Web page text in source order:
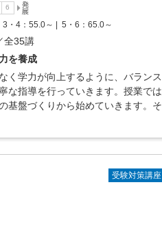
3・4：55.0～ | 5・6：65.0～
全35講
を養成
く学力が向上するように、バランス
な指導を行っていきます。授業では
基盤づくりから始めていきます。そ
受験対策講座